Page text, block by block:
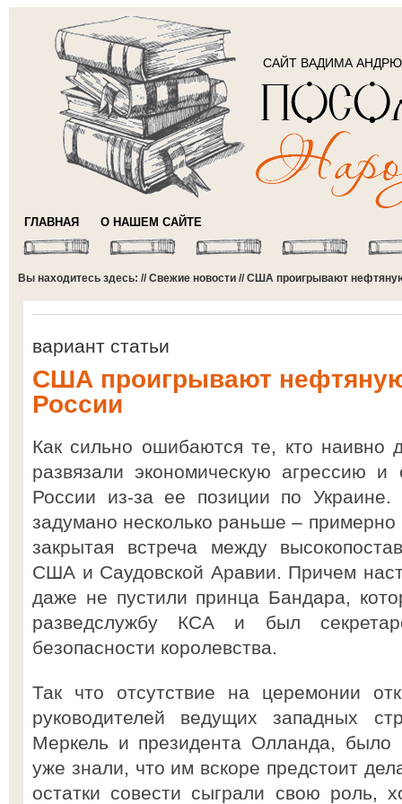
САЙТ ВАДИМА
ГЛАВНАЯ О НАШЕМ САЙТЕ
Вы находитесь здесь: //Свежие новости // США проигрывают
вариант статьи
США проигрывают
России
Как сильно ошибаются те, кто
развязали экономическую агрессию и
России из-за ее позиции по
задумано несколько раньше – примерно
закрытая встреча между
США и Саудовской Аравии. Причем
даже не пустили принца Бандара,
разведслужбу КСА и был
безопасности королевства.
Так что отсутствие на церемонии
руководителей ведущих западных
Меркель и президента Олланда, было
уже знали, что им вскоре предстоит
остатки совести сыграли свою роль,